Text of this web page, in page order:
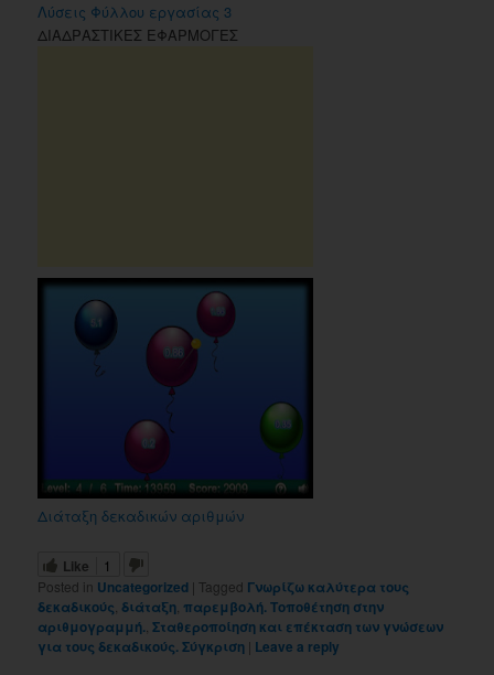
Λύσεις Φύλλου εργασίας 3
ΔΙΑΔΡΑΣΤΙΚΕΣ ΕΦΑΡΜΟΓΕΣ
Διάταξη δεκαδικών αριθμών
Like
1
Posted in Uncategorized | Tagged Γνωρίζω καλύτερα τους
δεκαδικούς,διάταξη, παρεμβολή. Τοποθέτηση στην
αριθμογραμμή.,Σταθεροποίηση και επέκταση των γνώσεων
για τους δεκαδικούς. Σύγκριση | Leave a reply